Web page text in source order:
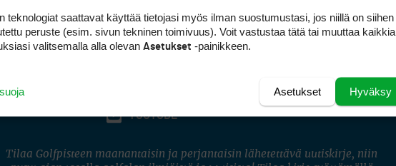
INSTAGRAM
YOUTUBE
Tilaa Golfpisteen maanantaisin ja perjantaisin lähetettävä uutiskirje, niin
teknologiat saattavat käyttää tietojasi myös ilman suostumustasi, jos niillä on siihen
peruste (esim. sivun tekninen toimivuus). Voit vastustaa tätä tai muuttaa kaikkia
valitsemalla alla olevan Asetukset -painikkeen.
Hyväksy
Asetukset